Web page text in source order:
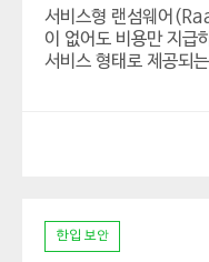
서비스형 랜섬웨어
이 없어도 비용만 지급
서비스 형태로 제공되
에게 랜섬웨어를 제공
한입 보안